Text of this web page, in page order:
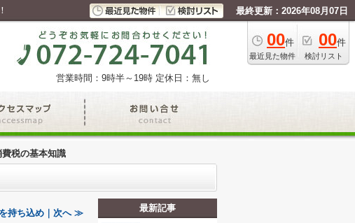
最終更新：2026年08月07日
00件
最近見た物件
00件
検討リスト
営業時間：9時半～19時 定休日：無し
税の基本知識
持ち込め｜次へ ≫
最新記事